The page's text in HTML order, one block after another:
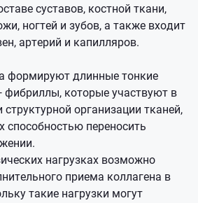
суставов, костной ткани,
ногтей и зубов, а также входит
артерий и капилляров.
формируют длинные тонкие
которые участвуют в
организации тканей,
способностью переносить
нагрузках возможно
приема коллагена в
такие нагрузки могут